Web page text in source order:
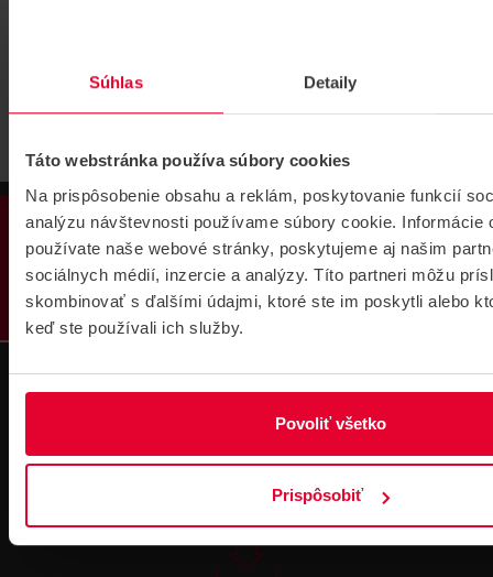
Súhlas Detaily
Táto webstránka používa súbory cookies
Na prispôsobenie obsahu a reklám, poskytovanie funkcií
analýzu návštevnosti používame súbory cookie. Informácie
používate naše webové stránky, poskytujeme aj našim
sociálnych médií, inzercie a analýzy. Títo partneri môžu
skombinovať s ďalšími údajmi, ktoré ste im poskytli alebo
keď ste používali ich služby.
Povoliť všetko
Prispôsobiť
PRODUKTY
Technická
Podpora cez
TeamViewer